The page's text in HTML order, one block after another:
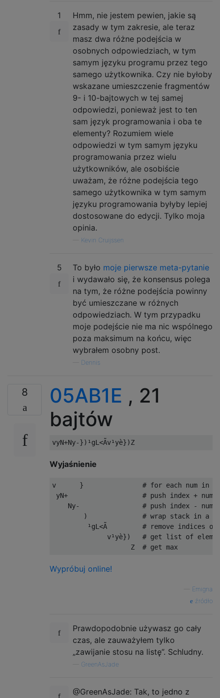
1
Hmm, nie jestem pewien, jakie są
zasady w tym zakresie, ale teraz
masz dwa różne podejścia w
osobnych odpowiedziach, w tym
samym języku programu przez tego
samego użytkownika. Czy nie byłoby
wskazane umieszczenie fragmentów
9- i 10-bajtowych w tej samej
odpowiedzi, ponieważ jest to ten
sam język programowania i oba te
elementy? Rozumiem wiele
odpowiedzi w tym samym języku
programowania przez wielu
użytkowników, ale osobiście
uważam, że różne podejścia tego
samego użytkownika w tym samym
języku programowania byłyby lepiej
dostosowane do edycji. Tylko moja
opinia.
Kevin Cruijssen
5 To było moje pierwsze meta-pytanie
i wydawało się, że konsensus polega
na tym, że różne podejścia powinny
być umieszczane w różnych
odpowiedziach. W tym przypadku
moje podejście nie ma nic wspólnego
poza maksimum na końcu, więc
wybrałem osobny post.
Dennis
8 05AB1E , 21
bajtów
Wyjaśnienie
v      }               # for each num in
yN+                   # push index + num
    Ny-                # push index - num
)              # wrap stack in a
¹gL<Ã         # remove indices
v¹yè})   # get list of
Wypróbuj online!
Emigna
źródło
Prawdopodobnie używasz go cały
czas, ale zauważyłem tylko
„zawijanie stosu na listę”. Schludny.
GreenAsJade
@GreenAsJade: Tak, to jedno z